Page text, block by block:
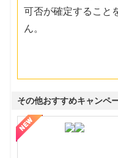
可否が確定すること
ん。
その他おすすめキャンペ